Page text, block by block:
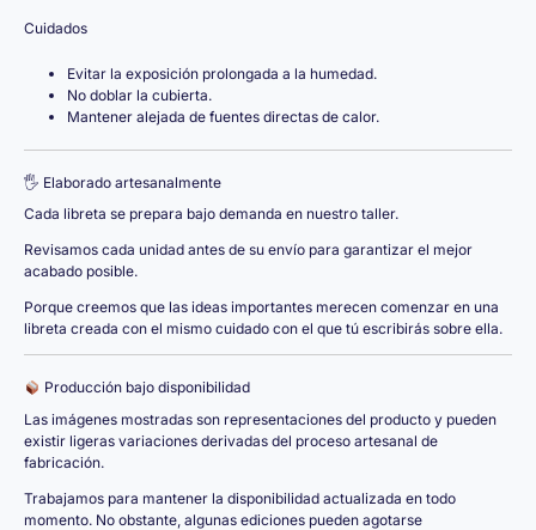
Cuidados
Evitar la exposición prolongada a la humedad.
No doblar la cubierta.
Mantener alejada de fuentes directas de calor.
🖐️ Elaborado artesanalmente
Cada libreta se prepara bajo demanda en nuestro taller.
Revisamos cada unidad antes de su envío para garantizar el mejor
acabado posible.
Porque creemos que las ideas importantes merecen comenzar en una
libreta creada con el mismo cuidado con el que tú escribirás sobre ella.
Producción bajo disponibilidad
Las imágenes mostradas son representaciones del producto y pueden
existir ligeras variaciones derivadas del proceso artesanal de
fabricación.
Trabajamos para mantener la disponibilidad actualizada en todo
momento. No obstante, algunas ediciones pueden agotarse